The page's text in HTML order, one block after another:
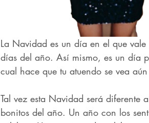
La Navidad es un día en el que
días del año. Así mismo, es un día
cual hace que tu atuendo se vea
Tal vez esta Navidad será diferente
bonitos del año. Un año con los